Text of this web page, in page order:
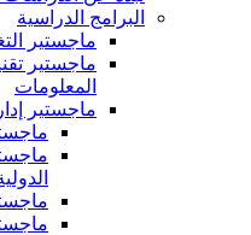
البرامج الدراسية
ماجستير
ماجستير
المعلومات
ماجستير